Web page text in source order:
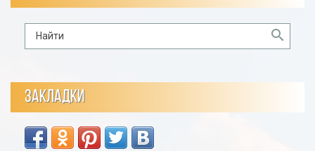
ЗАКЛАДКИ